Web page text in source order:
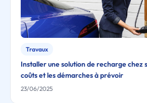
Travaux
Installer une solution de recharge chez
coûts et les démarches à prévoir
23/06/2025